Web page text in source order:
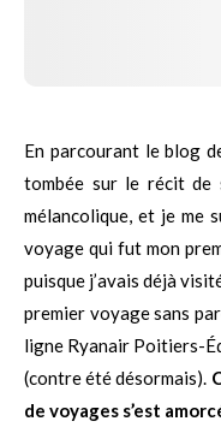
En parcourant le blog
tombée sur le récit de
mélancolique, et je me
voyage qui fut mon
puisque j’avais déjà
premier voyage sans
ligne Ryanair Poitiers-
(contre été désormais).
de voyages s’est